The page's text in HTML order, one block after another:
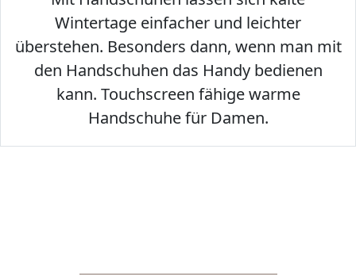
Wintertage einfacher und leichter
überstehen. Besonders dann, wenn man mit
den Handschuhen das Handy bedienen
kann. Touchscreen fähige warme
Handschuhe für Damen.